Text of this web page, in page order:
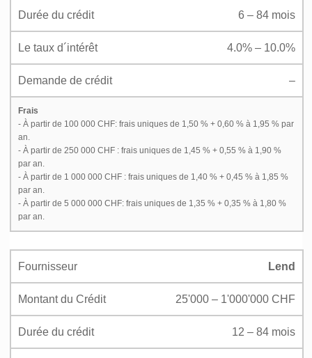
Durée du crédit 6 – 84 mois
Le taux d´intérêt 4.0% – 10.0%
Demande de crédit –
Frais
- À partir de 100 000 CHF: frais uniques de 1,50 % + 0,60 % à 1,95 % par
an.
- À partir de 250 000 CHF : frais uniques de 1,45 % + 0,55 % à 1,90 %
par an.
- À partir de 1 000 000 CHF : frais uniques de 1,40 % + 0,45 % à 1,85 %
par an.
- À partir de 5 000 000 CHF: frais uniques de 1,35 % + 0,35 % à 1,80 %
par an.
Fournisseur Lend
Montant du Crédit 25'000 – 1'000'000 CHF
Durée du crédit 12 – 84 mois